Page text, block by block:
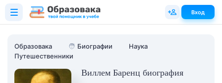
Образовака 🧑 Биографии
Наука
Путешественники
Виллем Баренц биография
Вход